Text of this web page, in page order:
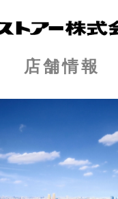
店舗情報